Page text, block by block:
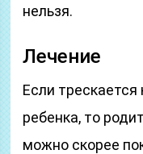
нельзя.
Лечение
Если трескается
ребенка, то
можно скорее